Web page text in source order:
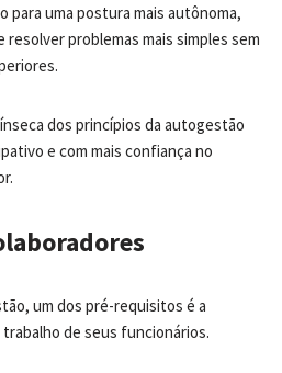
uma postura mais autônoma,
resolver problemas mais simples sem
dos princípios da autogestão
e com mais confiança no
um dos pré-requisitos é a
de seus funcionários.